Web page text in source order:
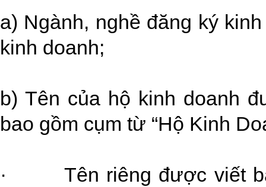
a) Ngành, nghề đăng ký
kinh doanh;
b) Tên của hộ kinh doanh
bao gồm cụm từ “Hộ Kinh
· Tên riêng được viết